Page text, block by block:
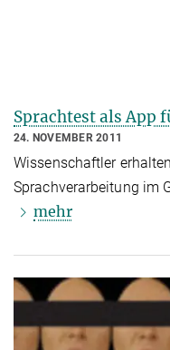
Sprachtest als App
24. NOVEMBER 2011
Wissenschaftler
Sprachverarbeitung im
mehr